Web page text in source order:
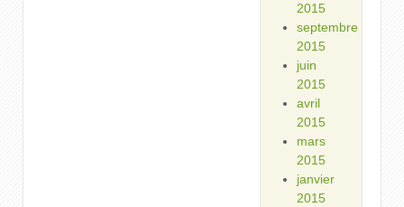
2015
septembre
2015
juin
2015
avril
2015
mars
2015
janvier
2015